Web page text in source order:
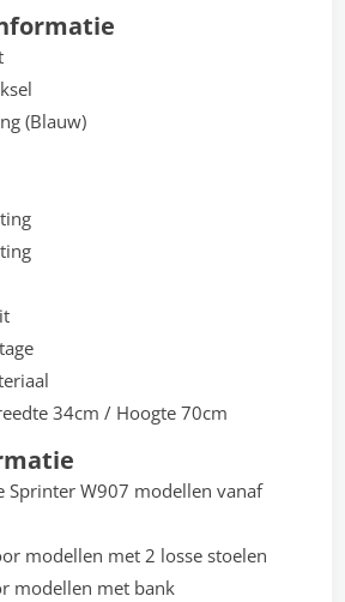
(Blauw)
34cm / Hoogte 70cm
Sprinter W907 modellen vanaf
modellen met 2 losse stoelen
modellen met bank